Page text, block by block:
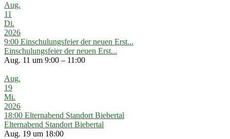
Aug.
11
Di.
2026
9:00 Einschulungsfeier der neuen Erst...
Einschulungsfeier der neuen Erst...
Aug. 11 um 9:00 – 11:00
Aug.
19
Mi.
2026
18:00 Elternabend Standort Biebertal
Elternabend Standort Biebertal
Aug. 19 um 18:00